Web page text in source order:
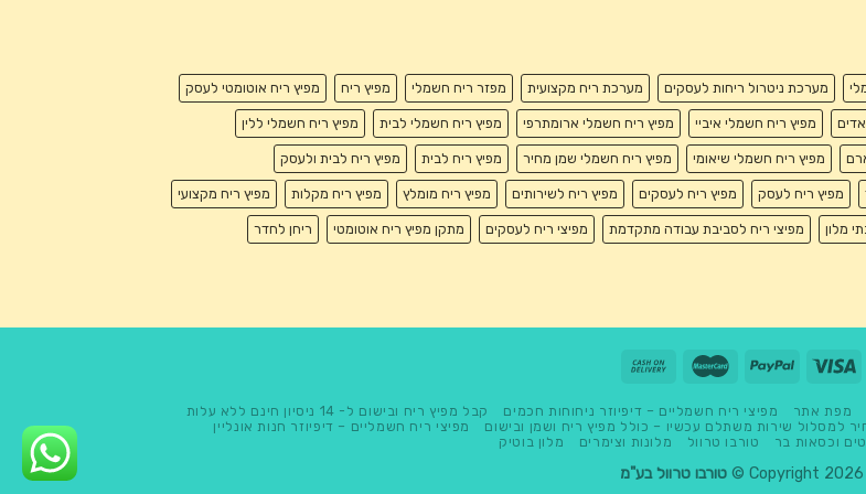
מערכת ניטרול ריחות לעסקים מערכת ריח מקצועית מפזר ריח חשמלי מפיץ ריח מפיץ ריח אוטומטי לעסק
מפיץ ריח חשמלי איביי מפיץ ריח חשמלי ארומתרפי מפיץ ריח חשמלי לבית מפיץ ריח חשמלי ללין
מפיץ ריח חשמלי שיאומי מפיץ ריח חשמלי שמן מחיר מפיץ ריח לבית מפיץ ריח לבית ולעסק
מפיץ ריח לעסק מפיץ ריח לעסקים מפיץ ריח לשירותים מפיץ ריח מומלץ מפיץ ריח מקלות מפיץ ריח מקצועי
מלון מפיצי ריח לסביבת עבודה מתקדמת מפיצי ריח לעסקים מתקן מפיץ ריח אוטומטי ריחן לחדר
מפת אתר מפיצי ריח חשמליים – דיפיוזר ניחוחות חכמים
קבל מפיץ ריח ובישום ל- 14 ניסיון חינם ללא עלות
למסלול שירות משתלם עכשיו – כולל מפיץ ריח ושמן ובישום
מפיצי ריח חשמליים – דיפיוזר חנות אונליין
וכסאות בר
טורבו טרוול מלונות וצימרים מלון בוטיק
Copyright 2026 © טורבו טרוול בע"מ